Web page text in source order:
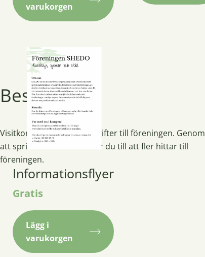
Beskrivning
Visitkort medkontaktuppgifter till föreningen. Genom
att sprida visitkortet bidrar du till att fler hittar till
föreningen.
varukorgen
Informationsflyer
Gratis
Lägg i
varukorgen